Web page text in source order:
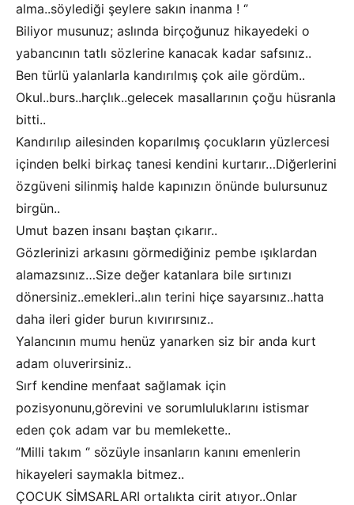
alma..söylediği şeylere sakın inanma ! ‘’
Biliyor musunuz; aslında birçoğunuz hikayedeki o
yabancının tatlı sözlerine kanacak kadar safsınız..
Ben türlü yalanlarla kandırılmış çok aile gördüm..
Okul..burs..harçlık..gelecek masallarının çoğu hüsranla
bitti..
Kandırılıp ailesinden koparılmış çocukların yüzlercesi
içinden belki birkaç tanesi kendini kurtarır…Diğerlerini
özgüveni silinmiş halde kapınızın önünde bulursunuz
birgün..
Umut bazen insanı baştan çıkarır..
Gözlerinizi arkasını görmediğiniz pembe ışıklardan
alamazsınız…Size değer katanlara bile sırtınızı
dönersiniz..emekleri..alın terini hiçe sayarsınız..hatta
daha ileri gider burun kıvırırsınız..
Yalancının mumu henüz yanarken siz bir anda kurt
adam oluverirsiniz..
Sırf kendine menfaat sağlamak için
pozisyonunu,görevini ve sorumluluklarını istismar
eden çok adam var bu memlekette..
‘’Milli takım ‘’ sözüyle insanların kanını emenlerin
hikayeleri saymakla bitmez..
ÇOCUK SİMSARLARI ortalıkta cirit atıyor..Onlar